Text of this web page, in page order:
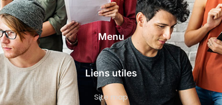
Menu
Liens utiles
Site map